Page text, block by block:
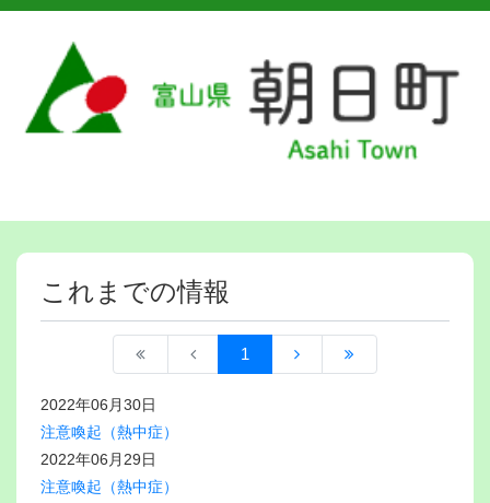
これまでの情報
1
2022年06月30日
注意喚起（熱中症）
2022年06月29日
注意喚起（熱中症）